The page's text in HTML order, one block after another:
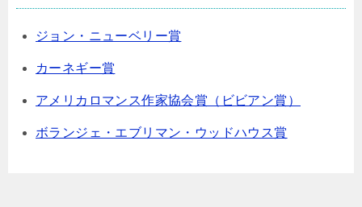
ジョン・ニューベリー賞
カーネギー賞
アメリカロマンス作家協会賞（ビビアン賞）
ボランジェ・エブリマン・ウッドハウス賞